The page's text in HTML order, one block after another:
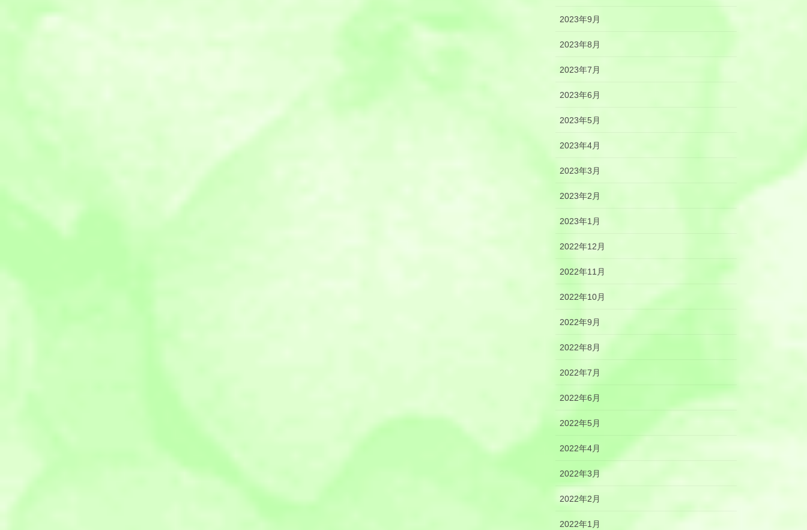
2023年9月
2023年8月
2023年7月
2023年6月
2023年5月
2023年4月
2023年3月
2023年2月
2023年1月
2022年12月
2022年11月
2022年10月
2022年9月
2022年8月
2022年7月
2022年6月
2022年5月
2022年4月
2022年3月
2022年2月
2022年1月